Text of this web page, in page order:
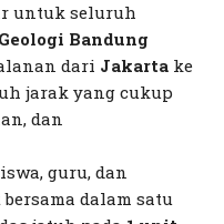
untuk seluruh
Bandung
dari Jakarta ke
jarak yang cukup
dan
guru, dan
dalam satu